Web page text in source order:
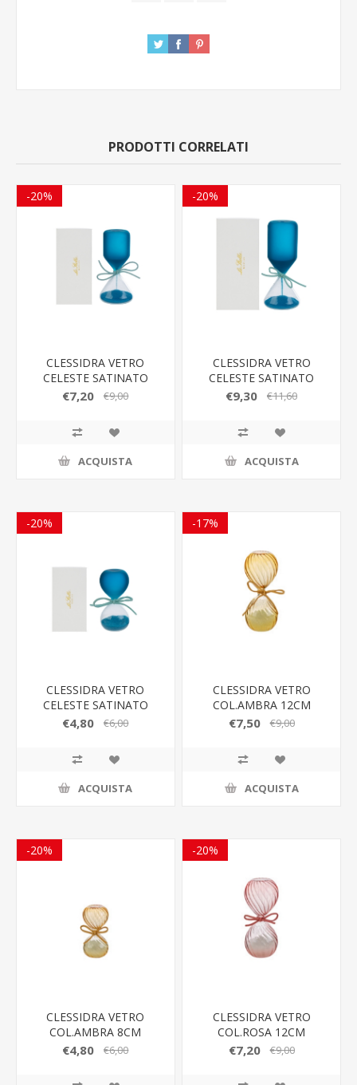
PRODOTTI CORRELATI
-20%
CLESSIDRA VETRO
CELESTE SATINATO
h.12CM C/ASTUCCIO
€7,20 €9,00
ACQUISTA
-20%
CLESSIDRA VETRO
CELESTE SATINATO
h.15CM C/ASTUCCIO
€9,30 €11,60
ACQUISTA
-20%
CLESSIDRA VETRO
CELESTE SATINATO
h.8CM C/ASTUCCIO
€4,80 €6,00
ACQUISTA
-17%
CLESSIDRA VETRO
COL.AMBRA 12CM
C/ASTUCCIO
€7,50 €9,00
ACQUISTA
-20%
CLESSIDRA VETRO
COL.AMBRA 8CM
C/ASTUCCIO
€4,80 €6,00
-20%
CLESSIDRA VETRO
COL.ROSA 12CM
C/ASTUCCIO
€7,20 €9,00